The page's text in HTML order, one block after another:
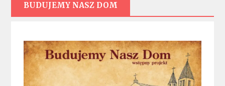
BUDUJEMY NASZ DOM